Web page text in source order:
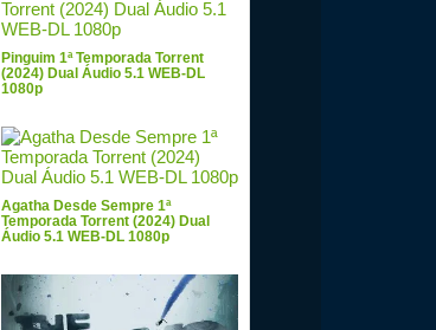
Pinguim 1ª Temporada Torrent
(2024) Dual Áudio 5.1 WEB-DL
1080p
Agatha Desde Sempre 1ª
Temporada Torrent (2024) Dual
Áudio 5.1 WEB-DL 1080p